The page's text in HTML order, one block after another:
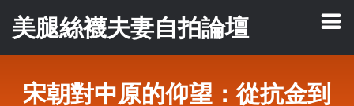
美腿絲襪夫妻自拍論壇
宋朝對中原的仰望：從抗金到